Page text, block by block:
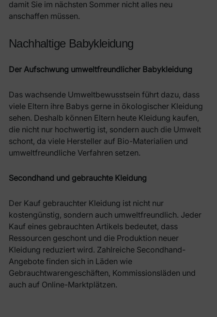
damit Sie im nächsten Sommer nicht alles neu
anschaffen müssen.
Nachhaltige Babykleidung
Der Aufschwung umweltfreundlicher Babykleidung
Das wachsende Umweltbewusstsein führt dazu, dass
viele Eltern ihre Babys gerne in ökologischer Kleidung
sehen. Deshalb können Eltern heute Kleidung kaufen,
die nicht nur hochwertig ist, sondern auch die Umwelt
schont, da viele Hersteller auf Bio-Materialien und
umweltfreundliche Verfahren setzen.
Secondhand und gebrauchte Kleidung
Der Kauf gebrauchter Kleidung ist nicht nur
kostengünstig, sondern auch umweltfreundlich. Jeder
Kauf eines gebrauchten Artikels bedeutet, dass
Ressourcen geschont und die Produktion neuer
Kleidung reduziert wird. Zahlreiche Secondhand-
Angebote finden sich in Läden wie
Gebrauchtwarengeschäften, Kommissionsläden und
auch auf Online-Marktplätzen.